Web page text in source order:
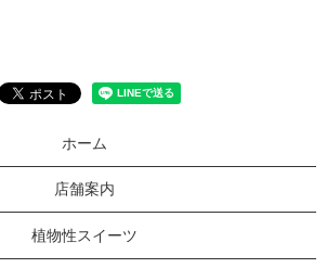
ホーム
店舗案内
植物性スイーツ